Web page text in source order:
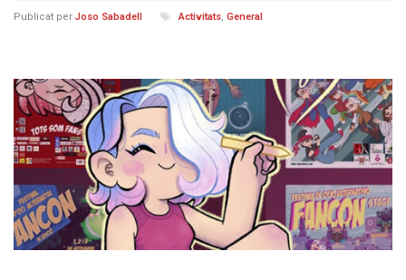
Publicat per Joso Sabadell Activitats, General